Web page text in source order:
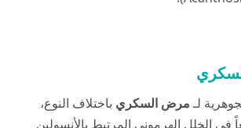
لـمرض السكري باختلاف النوع،
في الخلل الهرموني المرتبط بالأنسولين